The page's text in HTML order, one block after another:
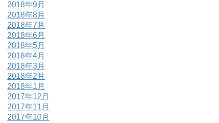
2018年9月
2018年8月
2018年7月
2018年6月
2018年5月
2018年4月
2018年3月
2018年2月
2018年1月
2017年12月
2017年11月
2017年10月